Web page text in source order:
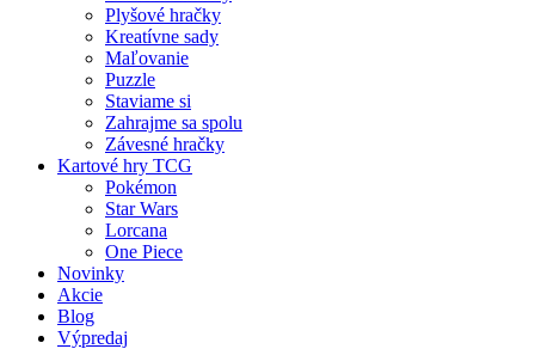
Plyšové hračky
Kreatívne sady
Maľovanie
Puzzle
Staviame si
Zahrajme sa spolu
Závesné hračky
Kartové hry TCG
Pokémon
Star Wars
Lorcana
One Piece
Novinky
Akcie
Blog
Výpredaj